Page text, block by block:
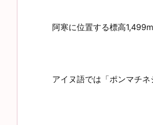
阿寒に位置する標高
アイヌ語では「ポンマチネ